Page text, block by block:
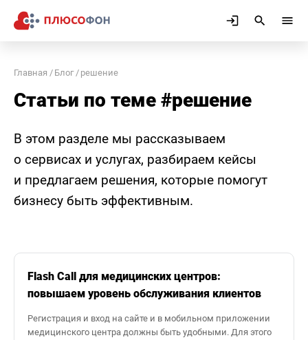
Главная Блог решение
Статьи по теме #решение
В этом разделе мы рассказываем
о сервисах и услугах, разбираем кейсы
и предлагаем решения, которые помогут
бизнесу быть эффективным.
Flash Call для медицинских центров:
повышаем уровень обслуживания клиентов
Регистрация и вход на сайте и в мобильном приложении
медицинского центра должны быть удобными. Для этого